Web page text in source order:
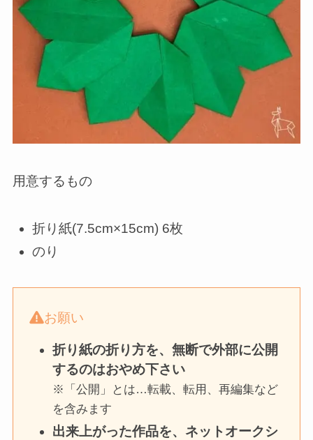
用意するもの
折り紙(7.5cm×15cm) 6枚
のり
お願い
折り紙の折り方を、無断で外部に公開
するのはおやめ下さい
※「公開」とは…転載、転用、再編集など
を含みます
出来上がった作品を、ネットオークシ